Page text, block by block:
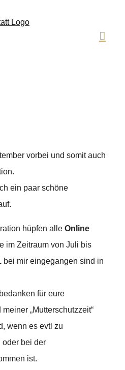
vorbei und somit auch
ein paar schöne
hüpfen alle Online
im Zeitraum von Juli bis
bei mir eingegangen sind in
für eure
„Mutterschutzzeit“
wenn es evtl zu
oder bei der
ist.